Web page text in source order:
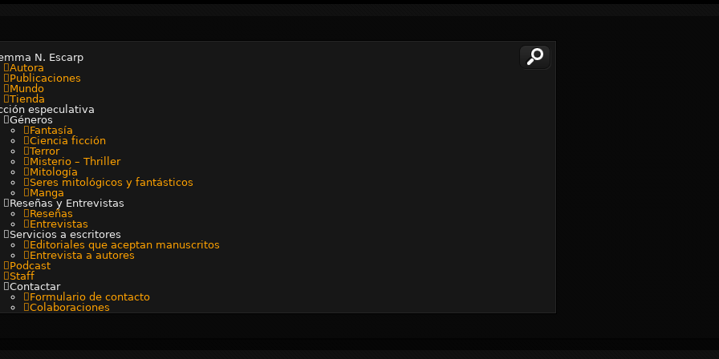
N. Escarp
Autora
Publicaciones
Mundo
Tienda
especulativa
Géneros
Fantasía
Ciencia ficción
Terror
Misterio – Thriller
Mitología
Seres mitológicos y fantásticos
Manga
Reseñas y Entrevistas
Reseñas
Entrevistas
Servicios a escritores
Editoriales que aceptan manuscritos
Entrevista a autores
Podcast
Staff
Contactar
Formulario de contacto
Colaboraciones